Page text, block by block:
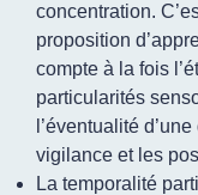
concentration.
proposition
compte à la fois
particularités
l’éventualité
vigilance et les
La temporalité